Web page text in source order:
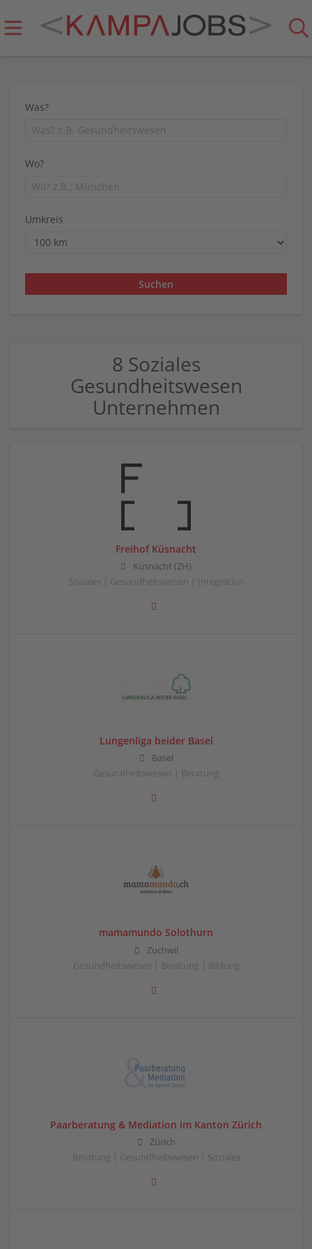
Was?
Wo?
Umkreis
8 Soziales
Gesundheitswesen
Unternehmen
Freihof Küsnacht
Küsnacht (ZH)
Soziales | Gesundheitswesen | Integration
Lungenliga beider Basel
Basel
Gesundheitswesen | Beratung
mamamundo Solothurn
Zuchwil
Gesundheitswesen | Beratung | Bildung
Paarberatung & Mediation im Kanton Zürich
Zürich
Beratung | Gesundheitswesen | Soziales